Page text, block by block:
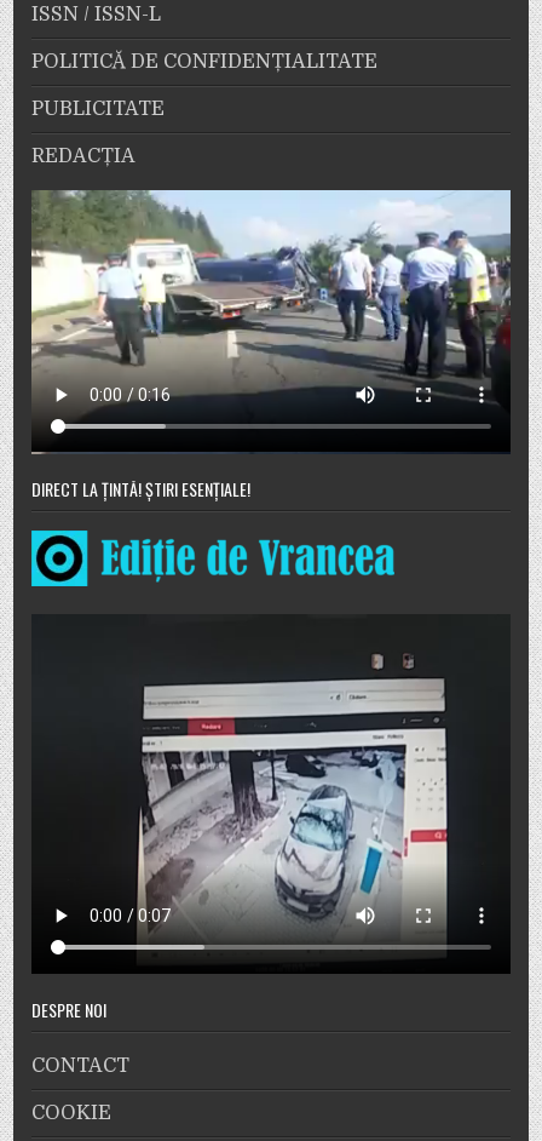
ISSN / ISSN-L
POLITICĂ DE CONFIDENȚIALITATE
PUBLICITATE
REDACȚIA
DIRECT LA ȚINTĂ! ȘTIRI ESENȚIALE!
DESPRE NOI
CONTACT
COOKIE